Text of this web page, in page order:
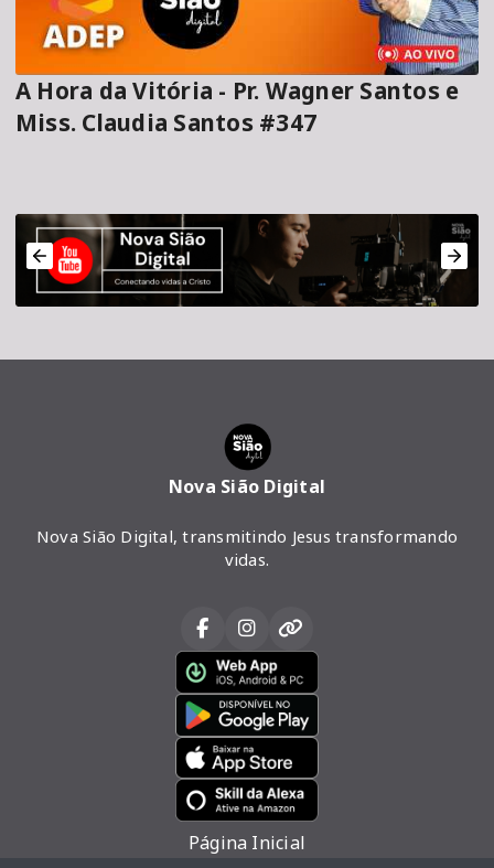
A Hora da Vitória - Pr. Wagner Santos e
Miss. Claudia Santos #347
Nova Sião Digital
Nova Sião Digital, transmitindo Jesus transformando
vidas.
Página Inicial